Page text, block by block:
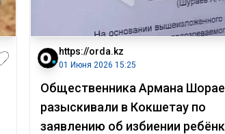
https://orda.kz
01 Июня 2026 15:25
Общественника Армана
разыскивали в Кокшетау по
заявлению об избиении